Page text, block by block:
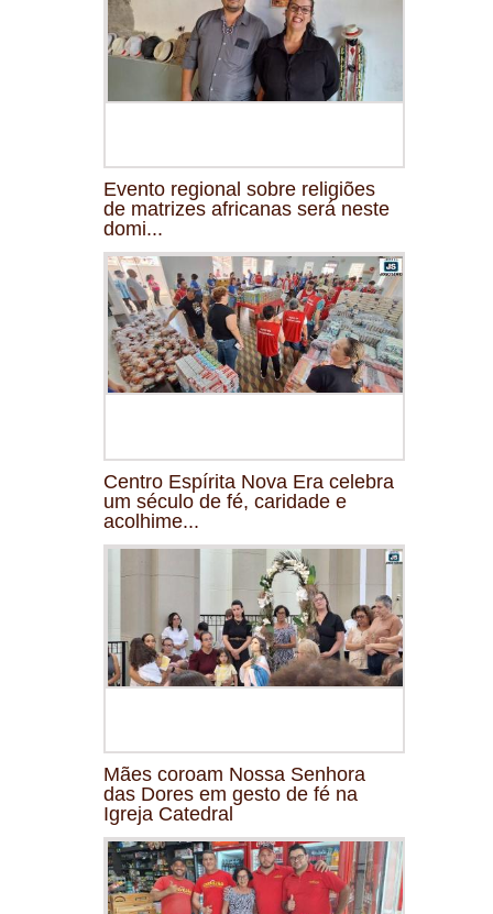
Evento regional sobre religiões
de matrizes africanas será neste
domi...
Centro Espírita Nova Era celebra
um século de fé, caridade e
acolhime...
Mães coroam Nossa Senhora
das Dores em gesto de fé na
Igreja Catedral